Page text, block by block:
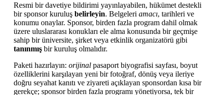
Resmi bir davetiye bildirimi yayınlayabilen, hükümet destekli
bir sponsor kuruluş belirleyin. Belgeleri amacı, tarihleri ve
konumu onaylar. Sponsor, birden fazla program dahil olmak
üzere uluslararası konukları ele alma konusunda bir geçmişe
sahip bir üniversite, şirket veya etkinlik organizatörü gibi
tanınmış bir kuruluş olmalıdır.
Paketi hazırlayın: orijinal pasaport biyografisi sayfası, boyut
özelliklerini karşılayan yeni bir fotoğraf, dönüş veya ileriye
doğru seyahat kanıtı ve ziyareti açıklayan sponsordan kısa bir
gerekçe; sponsor birden fazla programı yönetiyorsa, tek bir